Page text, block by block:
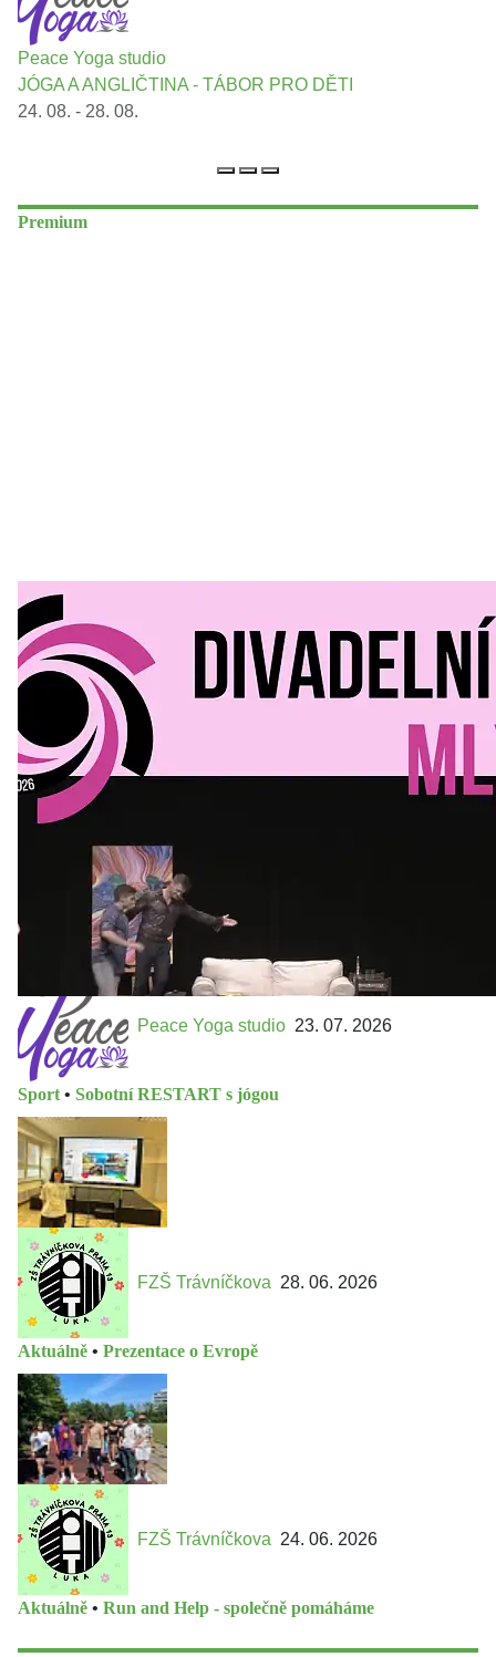
Peace Yoga studio
JÓGA A ANGLIČTINA - TÁBOR PRO DĚTI
24. 08. - 28. 08.
Premium
Divadelní Mlýn 30. 07. 2026
Kultura a volný čas
Divadelní mlýn. 15. až 18. října KD
MLEJN. Vstupenky již v prodeji.
Přijďte na přátelský festival divadla a inspirace 15. až 18.
října 2026 Vstupenky již v prodeji na GOOUT -
https://divadelnimlyn.cz/vstupenky Představ si čtyři dny
Peace Yoga studio 23. 07. 2026
Sport • Sobotní RESTART s jógou
FZŠ Trávníčkova 28. 06. 2026
Aktuálně • Prezentace o Evropě
FZŠ Trávníčkova 24. 06. 2026
Aktuálně • Run and Help - společně pomáháme